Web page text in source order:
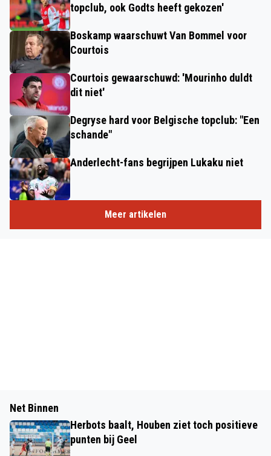
topclub, ook Godts heeft gekozen'
Boskamp waarschuwt Van Bommel voor
Courtois
Courtois gewaarschuwd: 'Mourinho duldt
dit niet'
Degryse hard voor Belgische topclub: "Een
schande"
Anderlecht-fans begrijpen Lukaku niet
Meer artikelen
Net Binnen
Herbots baalt, Houben ziet toch positieve
punten bij Geel